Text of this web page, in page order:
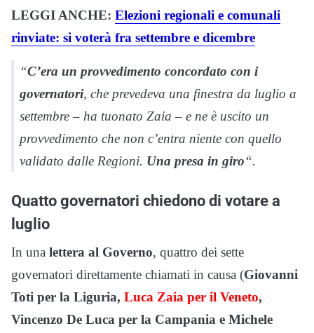
LEGGI ANCHE: Elezioni regionali e comunali
rinviate: si voterà fra settembre e dicembre
“C’era un provvedimento concordato con i
governatori, che prevedeva una finestra da luglio a
settembre – ha tuonato Zaia – e ne è uscito un
provvedimento che non c’entra niente con quello
validato dalle Regioni. Una presa in giro“.
Quatto governatori chiedono di votare a
luglio
In una lettera al Governo, quattro dei sette
governatori direttamente chiamati in causa (Giovanni
Toti per la Liguria, Luca Zaia per il Veneto,
Vincenzo De Luca per la Campania e Michele